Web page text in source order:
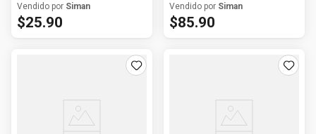
estampada para hombre
Vendido por Siman
$25.90
mujer
Vendido por Siman
$85.90